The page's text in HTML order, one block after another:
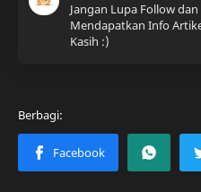
Jangan Lupa Follow
Mendapatkan Info
Kasih :)